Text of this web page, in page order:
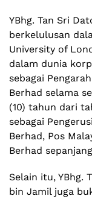
YBhg. Tan Sri
berkelulusan
University of
dalam dunia
sebagai
Berhad selama
(10) tahun dari
sebagai
Berhad, Pos
Berhad
Selain itu, YBhg.
bin Jamil juga